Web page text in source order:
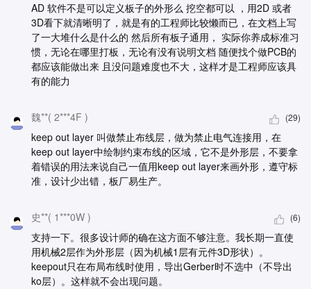
AD 软件不是可以定义板子的外形么 挖空都可以 ，用2D 或者
3D看下就清晰明了，就是有的工程师比较懒而已，在文档上写
了一大堆什么是什么的 然后所有板子通用， 实际你养成标准习
惯，无论在哪里打板，无论有没有说明文档 随便找个做PCB的
都应该能做出来 且没问题难度也不大，这样才是工程师应该具
有的能力
魏**( 2***4F ) (29)
keep out layer 叫做禁止布线层，做为禁止电气连接用，在
keep out layer中绘制约束布线的区域，它不是外形层，不要拿
着错误的用法来说自己一值用keep out layer来画外形，遵守标
准，设计少出错，板厂易生产。
史**( 1***0W ) (6)
支持一下。很多设计师的确在这方面不够注意。我长期一直使
用机械2层作为外形层（因为机械1层有元件3D形状）。
keepout只在布局布线时使用，导出Gerber时不选中（不导出
ko层）。这样就不会出现问题。